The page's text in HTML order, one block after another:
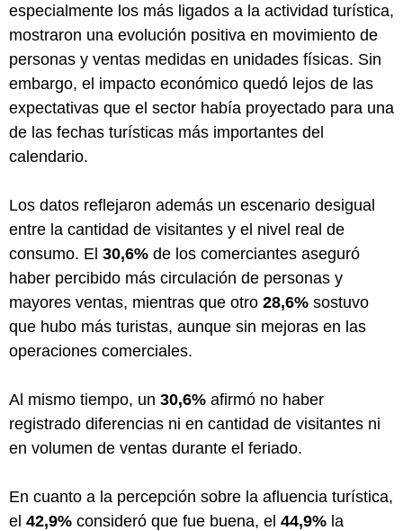
especialmente los más ligados a la actividad turística,
mostraron una evolución positiva en movimiento de
personas y ventas medidas en unidades físicas. Sin
embargo, el impacto económico quedó lejos de las
expectativas que el sector había proyectado para una
de las fechas turísticas más importantes del
calendario.
Los datos reflejaron además un escenario desigual
entre la cantidad de visitantes y el nivel real de
consumo. El 30,6% de los comerciantes aseguró
haber percibido más circulación de personas y
mayores ventas, mientras que otro 28,6% sostuvo
que hubo más turistas, aunque sin mejoras en las
operaciones comerciales.
Al mismo tiempo, un 30,6% afirmó no haber
registrado diferencias ni en cantidad de visitantes ni
en volumen de ventas durante el feriado.
En cuanto a la percepción sobre la afluencia turística,
el 42,9% consideró que fue buena, el 44,9% la